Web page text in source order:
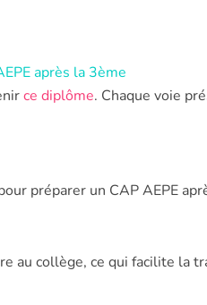
après la 3ème
ce diplôme. Chaque voie
préparer un CAP AEPE
au collège, ce qui facilite la